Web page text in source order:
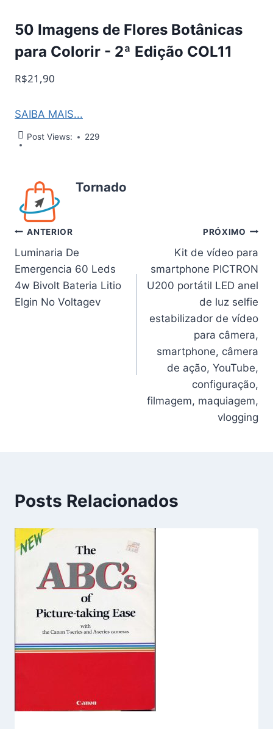
50 Imagens de Flores Botânicas
para Colorir - 2ª Edição COL11
R$21,90
SAIBA MAIS...
Post Views: 229
Tornado
Navegação
de
Post
ANTERIOR
Luminaria De
Emergencia 60 Leds
4w Bivolt Bateria Litio
Elgin No Voltagev
PRÓXIMO
Kit de vídeo para
smartphone PICTRON
U200 portátil LED anel
de luz selfie
estabilizador de vídeo
para câmera,
smartphone, câmera
de ação, YouTube,
configuração,
filmagem, maquiagem,
vlogging
Posts Relacionados